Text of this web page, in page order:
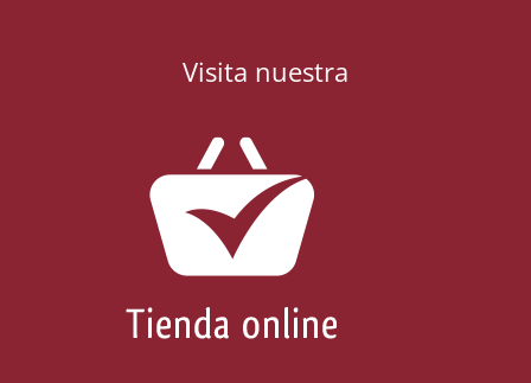
Visita nuestra